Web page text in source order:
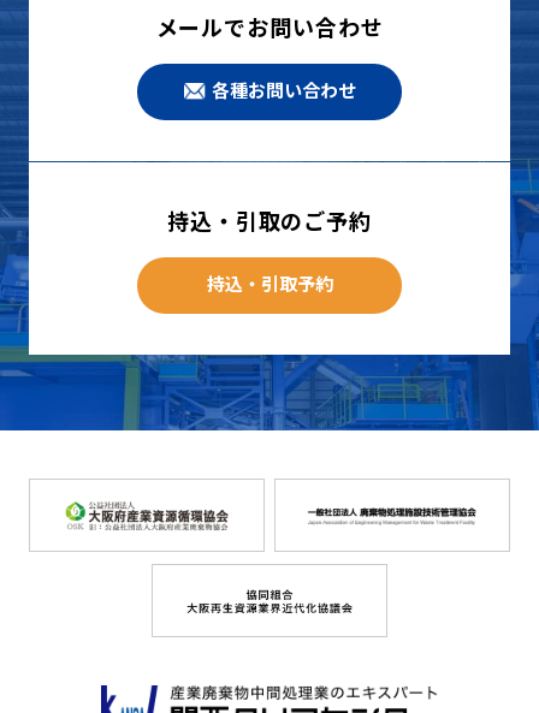
メールでお問い合わせ
各種お問い合わせ
持込・引取のご予約
持込・引取予約